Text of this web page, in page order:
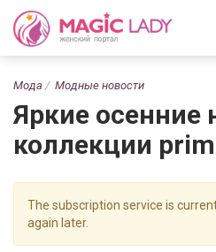
Мода Модные новости
Яркие осенние
коллекции
The subscription service is
again later.